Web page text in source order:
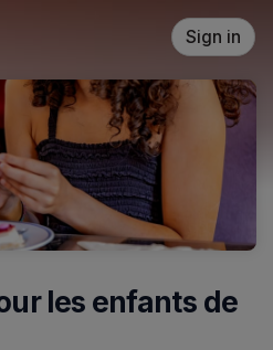
Sign in
les enfants de